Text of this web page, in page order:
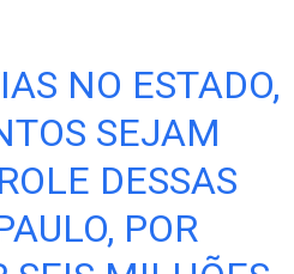
NO ESTADO,
SEJAM
DESSAS
POR